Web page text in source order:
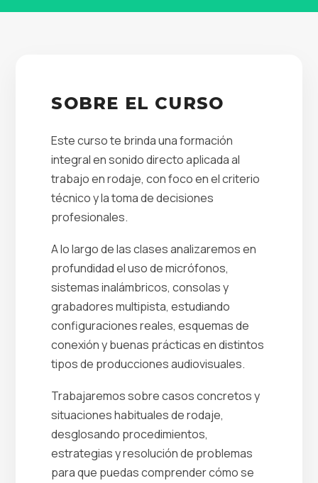
SOBRE EL CURSO
Este curso te brinda una formación
integral en sonido directo aplicada al
trabajo en rodaje, con foco en el criterio
técnico y la toma de decisiones
profesionales.
A lo largo de las clases analizaremos en
profundidad el uso de micrófonos,
sistemas inalámbricos, consolas y
grabadores multipista, estudiando
configuraciones reales, esquemas de
conexión y buenas prácticas en distintos
tipos de producciones audiovisuales.
Trabajaremos sobre casos concretos y
situaciones habituales de rodaje,
desglosando procedimientos,
estrategias y resolución de problemas
para que puedas comprender cómo se